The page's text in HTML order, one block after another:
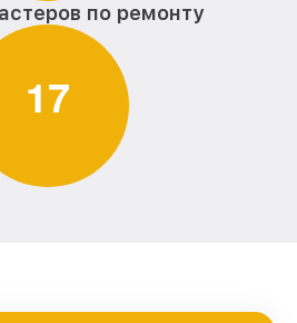
по ремонту
17